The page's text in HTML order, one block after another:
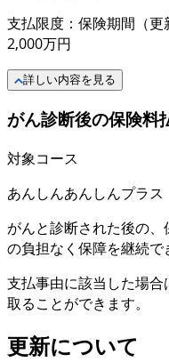
支払限度：保険期間（
2,000万円
詳しい内容を見る
がん診断後の保険料
対象コース
あんしんあんしんプラス
がんと診断された後の
の負担なく保障を継続で
支払事由に該当した場
取ることができます。
更新について